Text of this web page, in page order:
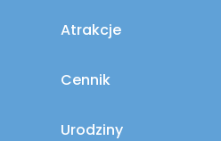
Atrakcje
Cennik
Urodziny